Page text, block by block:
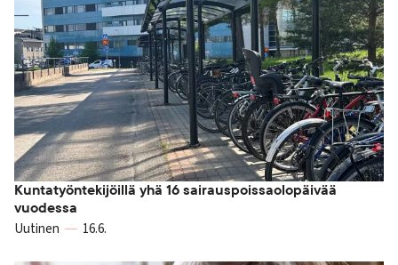
Kuntatyöntekijöillä yhä 16 sairauspoissaolopäivää
vuodessa
Uutinen 16.6.